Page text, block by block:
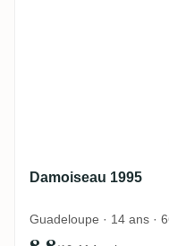
Damoiseau 1995
Guadeloupe · 14 ans ·